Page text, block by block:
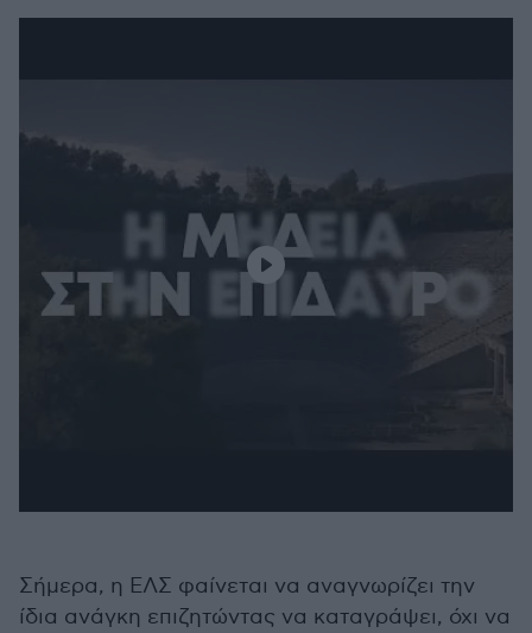
Σήμερα, η ΕΛΣ φαίνεται να αναγνωρίζει την
ίδια ανάγκη επιζητώντας να καταγράψει, όχι να